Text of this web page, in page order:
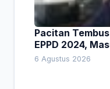
Pacitan
EPPD 2024,
6 Agustus 2026